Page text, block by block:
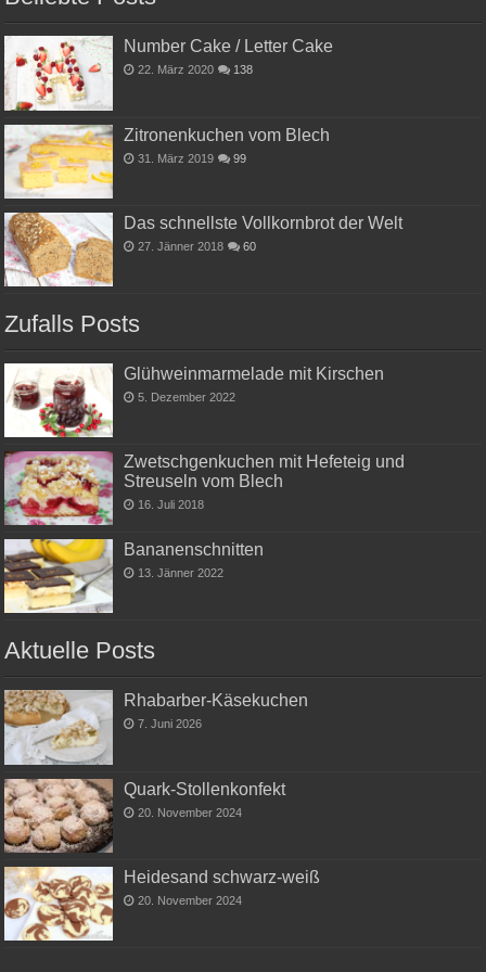
Number Cake / Letter Cake
22. März 2020 138
Zitronenkuchen vom Blech
31. März 2019 99
Das schnellste Vollkornbrot der Welt
27. Jänner 2018 60
Zufalls Posts
Glühweinmarmelade mit Kirschen
5. Dezember 2022
Zwetschgenkuchen mit Hefeteig und
Streuseln vom Blech
16. Juli 2018
Bananenschnitten
13. Jänner 2022
Aktuelle Posts
Rhabarber-Käsekuchen
7. Juni 2026
Quark-Stollenkonfekt
20. November 2024
Heidesand schwarz-weiß
20. November 2024